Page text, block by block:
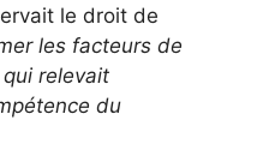
le droit de
les facteurs de
relevait
du